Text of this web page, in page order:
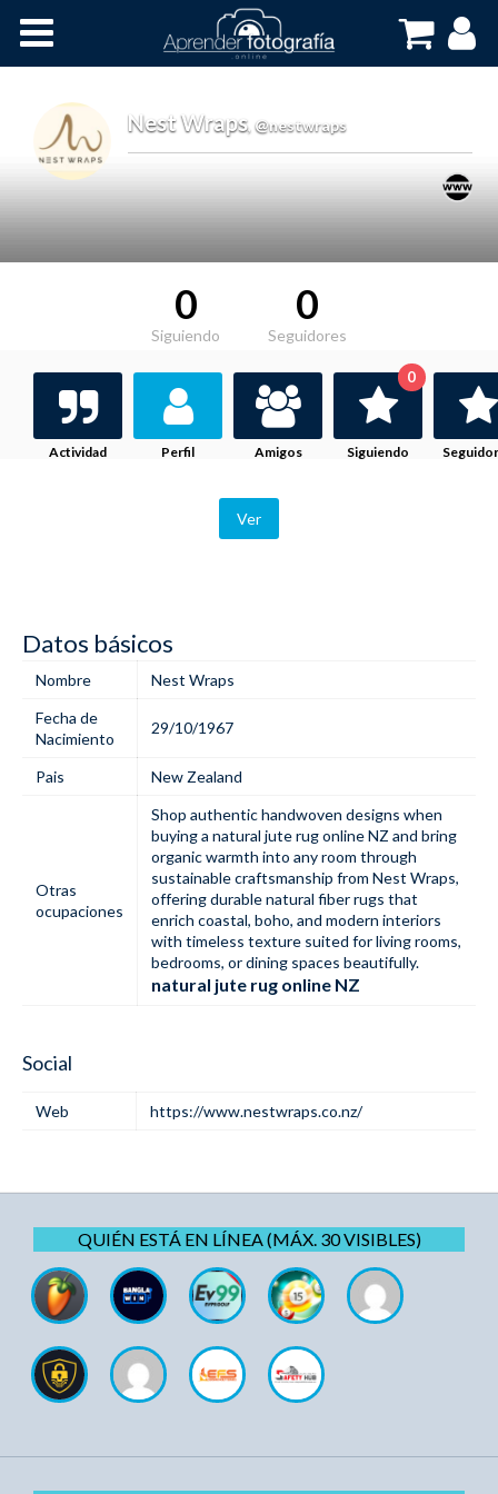
Cursos OnLine
Nest Wraps, @nestwraps
0
Siguiendo
0
Seguidores
Actividad Perfil Amigos Siguiendo
0
Ver
Datos básicos
Nombre
Nest Wraps
Fecha de
Nacimiento
29/10/1967
Pais New Zealand
Otras
ocupaciones
Shop authentic handwoven designs when
buying a natural jute rug online NZ and bring
organic warmth into any room through
sustainable craftsmanship from Nest Wraps,
offering durable natural fiber rugs that
enrich coastal, boho, and modern interiors
with timeless texture suited for living rooms,
bedrooms, or dining spaces beautifully.
natural jute rug online NZ
Social
Web https://www.nestwraps.co.nz/
QUIÉN ESTÁ EN LÍNEA (MÁX. 30 VISIBLES)